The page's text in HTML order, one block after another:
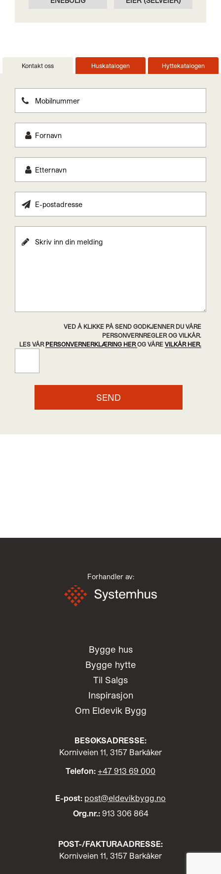
Kontakt oss Huskatalogen Hyttekatalogen
VED Å KLIKKE PÅ SEND GODKJENNER DU VÅRE
PERSONVERNREGLER OG VILKÅR.
LES VÅR PERSONVERNERKLÆRING HEROG VÅRE VILKÅR HER.
Forhandler av:
Bygge hus
Bygge hytte
Til Salgs
Inspirasjon
Om Eldevik Bygg
BESØKSADRESSE:
Korniveien 11, 3157 Barkåker
Telefon: +47 913 69 000
E-post: post@eldevikbygg.no
Org.nr.:913 306 864
POST-/FAKTURAADRESSE:
Korniveien 11, 3157 Barkåker